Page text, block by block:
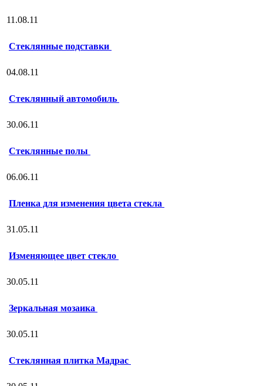
11.08.11
Стеклянные подставки
04.08.11
Стеклянный автомобиль
30.06.11
Стеклянные полы
06.06.11
Пленка для изменения цвета стекла
31.05.11
Изменяющее цвет стекло
30.05.11
Зеркальная мозаика
30.05.11
Стеклянная плитка Мадрас